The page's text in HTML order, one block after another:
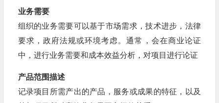
业务需要
组织的业务需要可以基于市场需求，技术进步，法律
要求，政府法规或环境考虑。通常，会在商业论证
中，进行业务需要和成本效益分析，对项目进行论证
产品范围描述
记录项目所需产出的产品，服务或成果的特征，以及